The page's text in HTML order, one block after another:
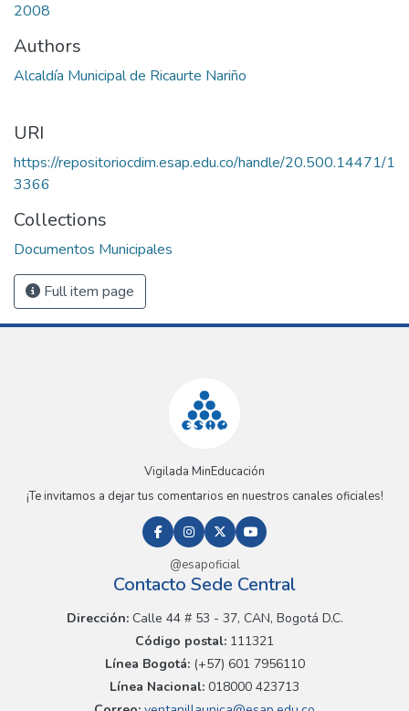
2008
Authors
Alcaldía Municipal de Ricaurte Nariño
URI
https://repositoriocdim.esap.edu.co/handle/20.500.14471/1
3366
Collections
Documentos Municipales
Full item page
Vigilada MinEducación
¡Te invitamos a dejar tus comentarios en nuestros canales oficiales!
@esapoficial
Contacto Sede Central
Dirección:Calle 44 # 53 - 37, CAN, Bogotá D.C.
Código postal: 111321
Línea Bogotá:(+57) 601 7956110
Línea Nacional: 018000 423713